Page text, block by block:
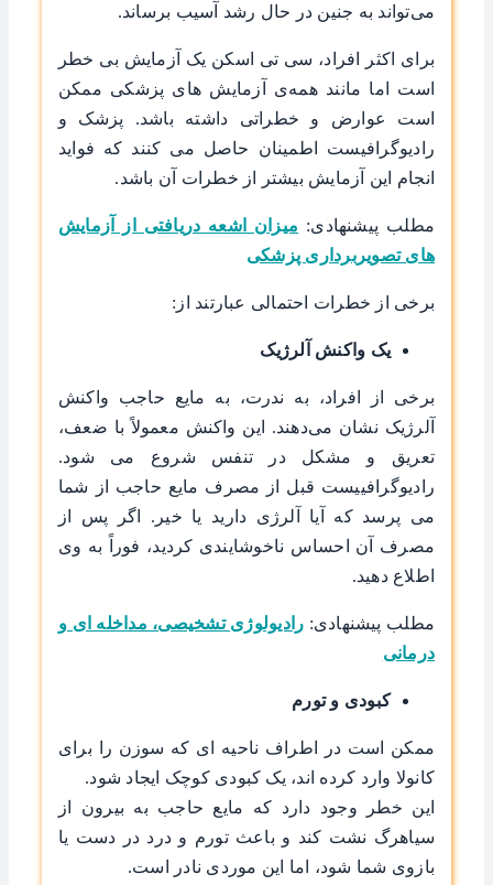
می‌تواند به جنین در حال رشد آسیب برساند.
برای اکثر افراد، سی تی اسکن یک آزمایش بی خطر
است اما مانند همه‌ی آزمایش های پزشکی ممکن
است عوارض و خطراتی داشته باشد. پزشک و
رادیوگرافیست اطمینان حاصل می کنند که فواید
انجام این آزمایش بیشتر از خطرات آن باشد.
مطلب پیشنهادی:میزان اشعه دریافتی از آزمایش
های تصویربرداری پزشکی
برخی از خطرات احتمالی عبارتند از:
یک واکنش آلرژیک
برخی از افراد، به ندرت، به مایع حاجب واکنش
آلرژیک نشان می‌دهند. این واکنش معمولاً با ضعف،
تعریق و مشکل در تنفس شروع می شود.
رادیوگرافییست قبل از مصرف مایع حاجب از شما
می پرسد که آیا آلرژی دارید یا خیر. اگر پس از
مصرف آن احساس ناخوشایندی کردید، فوراً به وی
اطلاع دهید.
مطلب پیشنهادی:رادیولوژی تشخیصی، مداخله ای و
درمانی
کبودی و تورم
ممکن است در اطراف ناحیه ای که سوزن را برای
کانولا وارد کرده اند، یک کبودی کوچک ایجاد شود.
این خطر وجود دارد که مایع حاجب به بیرون از
سیاهرگ نشت کند و باعث تورم و درد در دست یا
بازوی شما شود، اما این موردی نادر است.